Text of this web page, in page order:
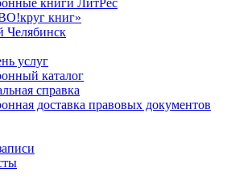
книги ЛитРес
книг»
Челябинск
услуг
каталог
справка
доставка правовых документов